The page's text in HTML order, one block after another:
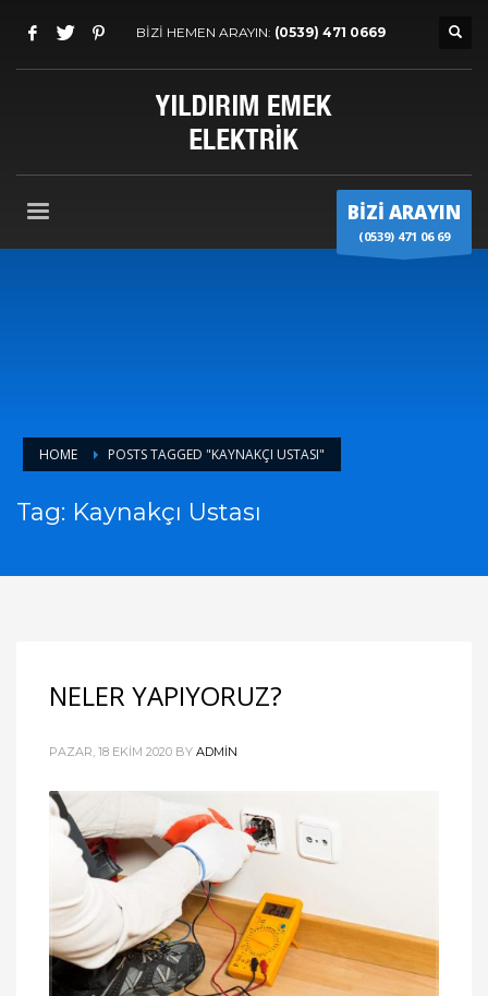
BİZİ HEMEN ARAYIN: (0539) 471 0669
BİZİ ARAYIN
(0539) 471 06 69
HOME POSTS TAGGED "KAYNAKÇI USTASI"
Tag: Kaynakçı Ustası
NELER YAPIYORUZ?
PAZAR, 18 EKIM 2020 BY ADMIN